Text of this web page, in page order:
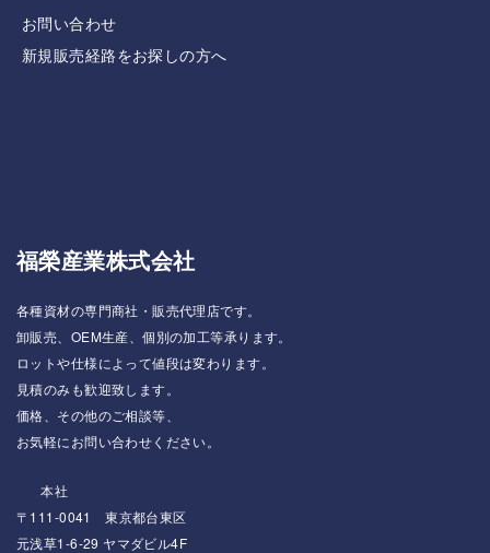
お問い合わせ
新規販売経路をお探しの方へ
福榮産業株式会社
各種資材の専門商社・販売代理店です。
卸販売、OEM生産、個別の加工等承ります。
ロットや仕様によって値段は変わります。
見積のみも歓迎致します。
価格、その他のご相談等、
お気軽にお問い合わせください。
本社
〒111-0041 東京都台東区
元浅草1-6-29 ヤマダビル4F